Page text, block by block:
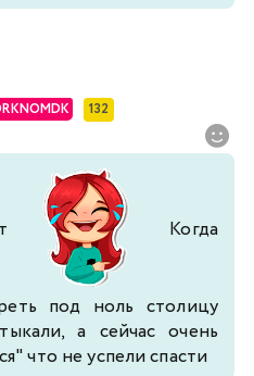
132
Когда
под ноль столицу
а сейчас очень
что не успели спасти